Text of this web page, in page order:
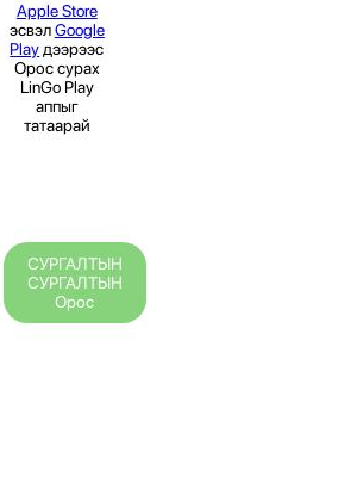
Apple Store
эсвэлGoogle
Play дээрээс
Орос сурах
LinGo Play
аппыг
татаарай
СУРГАЛТЫН
СУРГАЛТЫН
Орос